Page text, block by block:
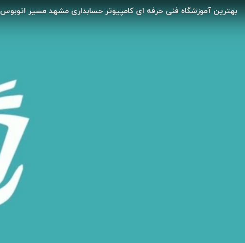
بهترین آموزشگاه فنی حرفه ای کامپیوتر حسابداری مشهد مسیر اتوبوس